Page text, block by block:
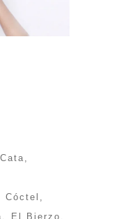
Cata
Cóctel
El Bierzo